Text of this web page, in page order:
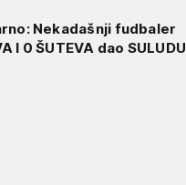
Nekadašnji fudbaler
I 0 ŠUTEVA dao SULUDU